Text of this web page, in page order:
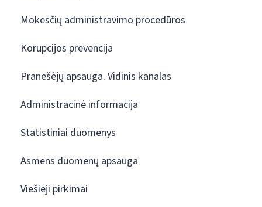
Mokesčių administravimo procedūros
Korupcijos prevencija
Pranešėjų apsauga. Vidinis kanalas
Administracinė informacija
Statistiniai duomenys
Asmens duomenų apsauga
Viešieji pirkimai